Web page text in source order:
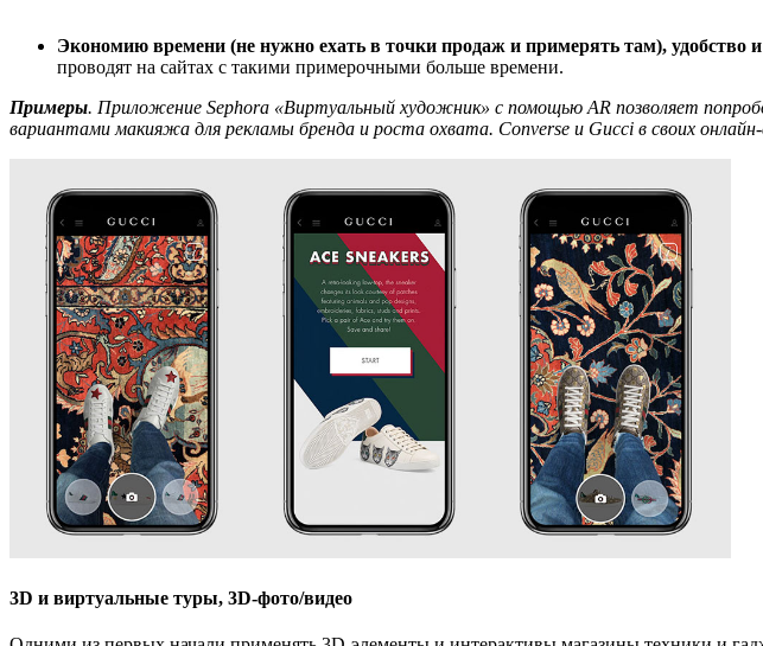
Экономию времени (не нужно ехать в точки продаж и примерять там),
проводят на сайтах с такими примерочными больше времени.
Примеры. Приложение Sephora «Виртуальный художник» с помощью AR позволяет
вариантами макияжа для рекламы бренда и роста охвата. Converse и Gucci в своих
3D и виртуальные туры, 3D-фото/видео